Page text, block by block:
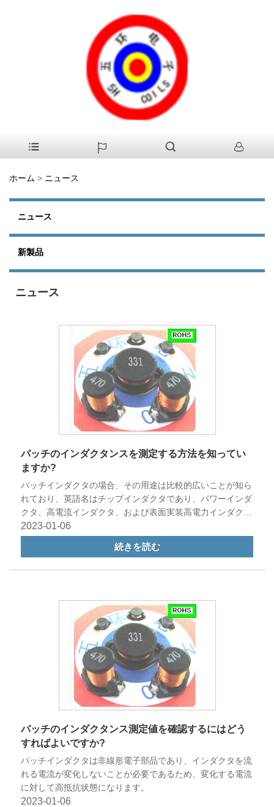
ホーム > ニュース
ニュース
新製品
ニュース
パッチのインダクタンスを測定する方法を知ってい
ますか?
パッチインダクタの場合、その用途は比較的広いことが知ら
れており、英語名はチップインダクタであり、パワーインダ
クタ、高電流インダクタ、および表面実装高電力インダクタ
としても知られています。
2023-01-06
続きを読む
パッチのインダクタンス測定値を確認するにはどう
すればよいですか?
パッチインダクタは非線形電子部品であり、インダクタを流
れる電流が変化しないことが必要であるため、変化する電流
に対して高抵抗状態になります。
2023-01-06